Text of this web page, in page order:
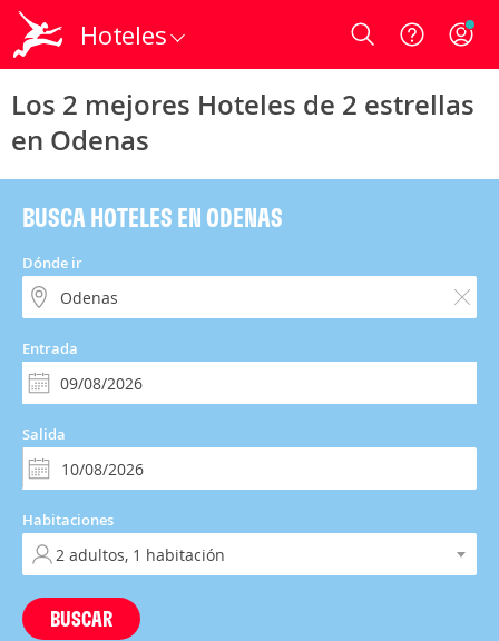
Hoteles Login
Los 2 mejores Hoteles de 2 estrellas
en Odenas
BUSCA HOTELES EN ODENAS
Dónde ir
Entrada
Salida
Habitaciones
BUSCAR